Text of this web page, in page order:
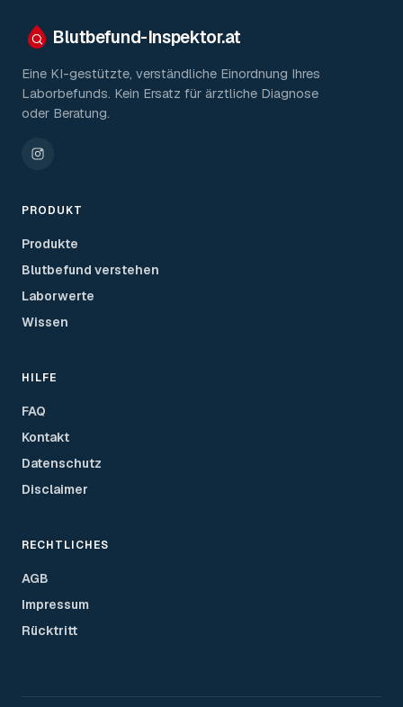
Blutbefund-Inspektor.at
Eine KI-gestützte, verständliche Einordnung Ihres
Laborbefunds. Kein Ersatz für ärztliche Diagnose
oder Beratung.
PRODUKT
Produkte
Blutbefund verstehen
Laborwerte
Wissen
HILFE
FAQ
Kontakt
Datenschutz
Disclaimer
RECHTLICHES
AGB
Impressum
Rücktritt